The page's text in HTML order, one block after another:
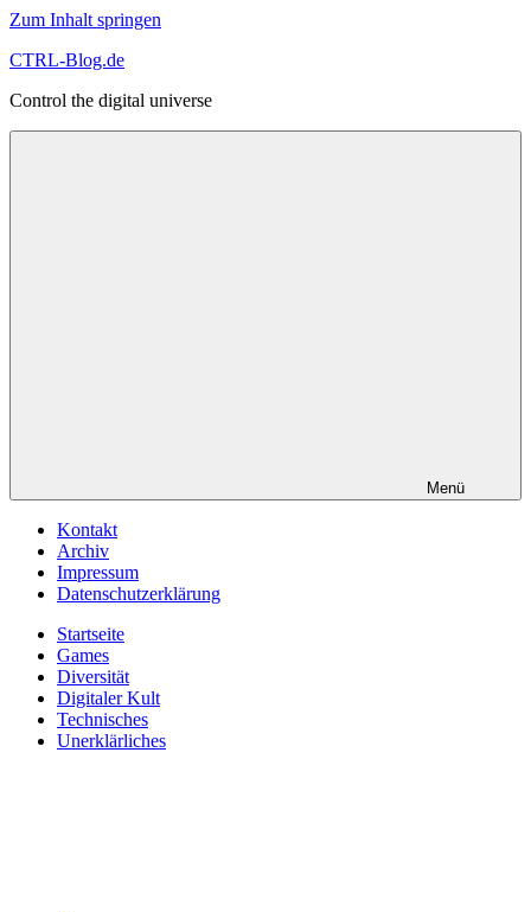
Zum Inhalt springen
CTRL-Blog.de
Control the digital universe
Menü
Kontakt
Archiv
Impressum
Datenschutzerklärung
Startseite
Games
Diversität
Digitaler Kult
Technisches
Unerklärliches